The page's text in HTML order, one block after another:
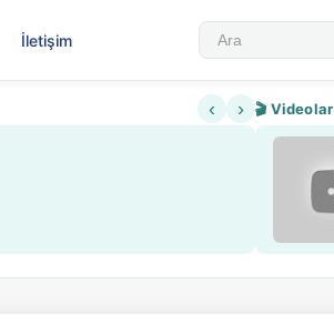
İletişim
‹ › 🎬 Videolar